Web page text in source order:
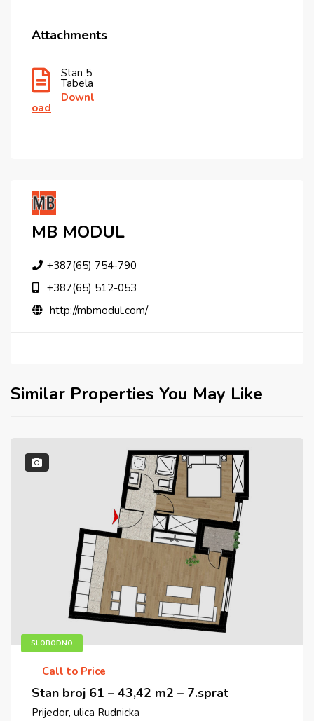
Attachments
Stan 5
Tabela
Downl
Oad
MB MODUL
+387(65) 754-790
+387(65) 512-053
http://mbmodul.com/
Similar Properties You May Like
SLOBODNO
Call to Price
Stan broj 61 – 43,42 m2 – 7.sprat
Prijedor, ulica Rudnicka